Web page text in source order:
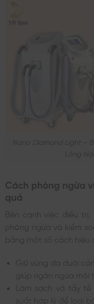
Nano Diamond Light –
Lông
Cách phòng ngừa
quả
Bên cạnh việc điều
phòng ngừa và kiểm
bằng một số cách hiệu
Giữ vùng da dưới
giúp ngăn ngừa môi
Làm sạch và tẩy
suất hợp lý để loại